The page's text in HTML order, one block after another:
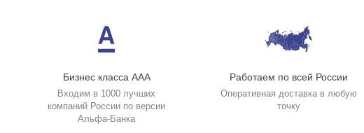
Бизнес класса ААА
Входим в 1000 лучших
компаний России по версии
Альфа-Банка
Работаем по всей России
Оперативная доставка в любую
точку